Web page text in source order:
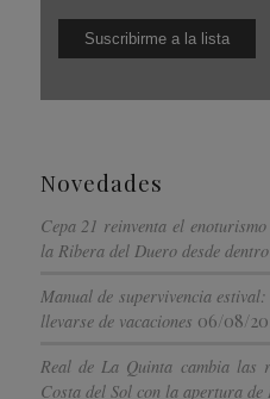
Novedades
Cepa 21 reinventa el
la Ribera del Duero desde dentro
Manual de supervivencia
llevarse de vacaciones 06/08/
Real de La Quinta cambia las
Costa del Sol con la apertura